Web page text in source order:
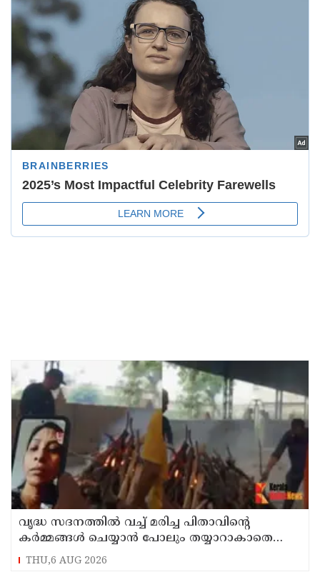
വൃദ്ധ സദനത്തില്‍ വച്ച് മരിച്ച പിതാവിന്റെ
കര്‍മ്മങ്ങള്‍ ചെയ്യാന്‍ പോലും തയ്യാറാകാതെ
മക്കള്‍ ; ചടങ്ങുകള്‍ വീഡിയോ കോളിലൂടെ
THU,6 AUG 2026